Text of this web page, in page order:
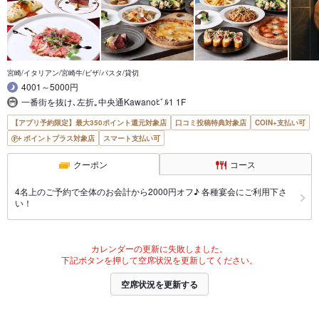
宮崎/イタリアン/宮崎牛/ピザ/パスタ/貸切
4001～5000円
一番街を抜け､左折｡中央通Kawanoﾋﾞﾙ1 1F
【アプリ予約限定】最大350ポイント還元対象店 口コミ投稿特典対象店
COIN+支払い可
ポイントプラス対象店
スマート支払い可
クーポン コース
4名上のご予約で全体のお会計から2000円オフ♪ 各種宴会にご利用下さ
い！
カレンダーの更新に失敗しました。
下記ボタンを押して空席状況を更新してください。
空席状況を更新する